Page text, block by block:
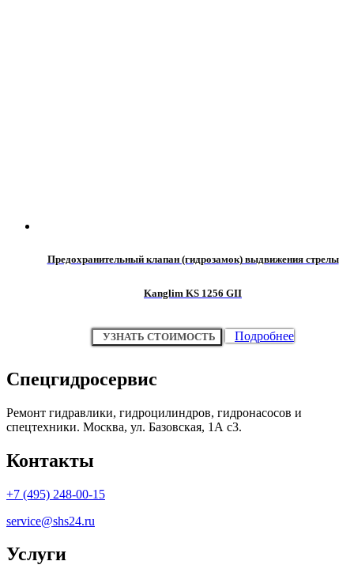
Предохранительный клапан (гидрозамок) выдвижения стрелы
Kanglim KS 1256 GII
УЗНАТЬ СТОИМОСТЬ Подробнее
Спецгидросервис
Ремонт гидравлики, гидроцилиндров, гидронасосов и
спецтехники. Москва, ул. Базовская, 1А с3.
Контакты
+7 (495) 248-00-15
service@shs24.ru
Услуги